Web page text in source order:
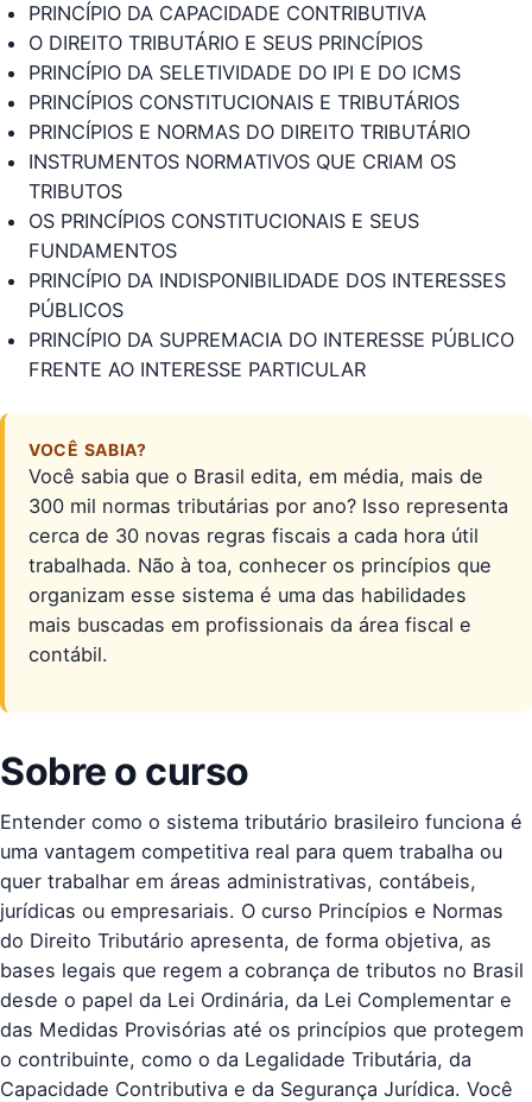
PRINCÍPIO DA CAPACIDADE CONTRIBUTIVA
O DIREITO TRIBUTÁRIO E SEUS PRINCÍPIOS
PRINCÍPIO DA SELETIVIDADE DO IPI E DO ICMS
PRINCÍPIOS CONSTITUCIONAIS E TRIBUTÁRIOS
PRINCÍPIOS E NORMAS DO DIREITO TRIBUTÁRIO
INSTRUMENTOS NORMATIVOS QUE CRIAM OS
TRIBUTOS
OS PRINCÍPIOS CONSTITUCIONAIS E SEUS
FUNDAMENTOS
PRINCÍPIO DA INDISPONIBILIDADE DOS INTERESSES
PÚBLICOS
PRINCÍPIO DA SUPREMACIA DO INTERESSE PÚBLICO
FRENTE AO INTERESSE PARTICULAR
VOCÊ SABIA?
Você sabia que o Brasil edita, em média, mais de
300 mil normas tributárias por ano? Isso representa
cerca de 30 novas regras fiscais a cada hora útil
trabalhada. Não à toa, conhecer os princípios que
organizam esse sistema é uma das habilidades
mais buscadas em profissionais da área fiscal e
contábil.
Sobre o curso
Entender como o sistema tributário brasileiro funciona é
uma vantagem competitiva real para quem trabalha ou
quer trabalhar em áreas administrativas, contábeis,
jurídicas ou empresariais. O curso Princípios e Normas
do Direito Tributário apresenta, de forma objetiva, as
bases legais que regem a cobrança de tributos no Brasil 
desde o papel da Lei Ordinária, da Lei Complementar e
das Medidas Provisórias até os princípios que protegem
o contribuinte, como o da Legalidade Tributária, da
Capacidade Contributiva e da Segurança Jurídica. Você